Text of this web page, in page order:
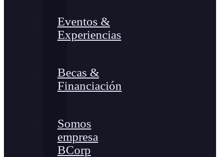
Eventos &
Experiencias
Becas &
Financiación
Somos
empresa
BCorp